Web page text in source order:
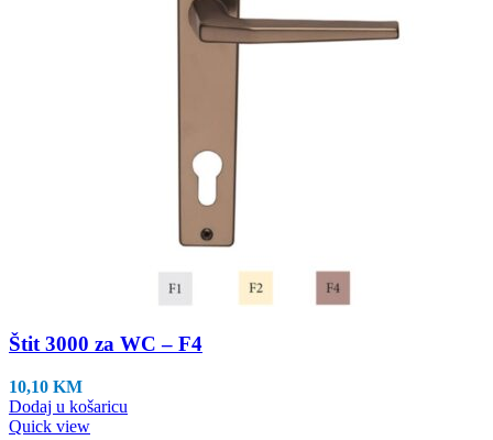
Štit 3000 za WC – F4
10,10 KM
Dodaj u košaricu
Quick view